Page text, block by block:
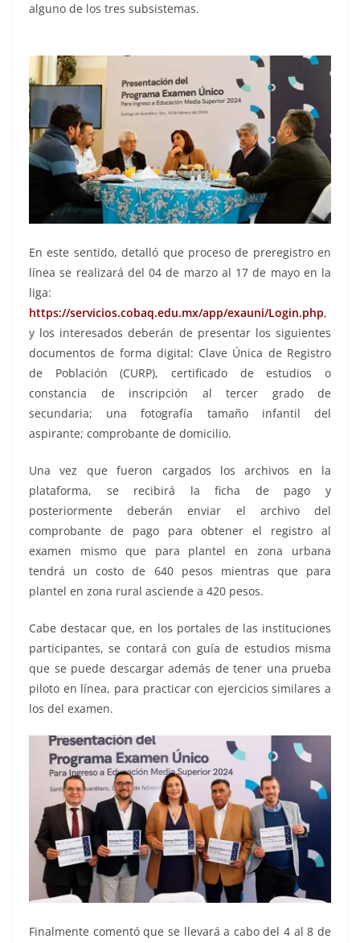
alguno de los tres subsistemas.
En este sentido, detalló que proceso de preregistro en
línea se realizará del 04 de marzo al 17 de mayo en la
liga:
https://servicios.cobaq.edu.mx/app/exauni/Login.php,
y los interesados deberán de presentar los siguientes
documentos de forma digital: Clave Única de Registro
de Población (CURP), certificado de estudios o
constancia de inscripción al tercer grado de
secundaria; una fotografía tamaño infantil del
aspirante; comprobante de domicilio.
Una vez que fueron cargados los archivos en la
plataforma, se recibirá la ficha de pago y
posteriormente deberán enviar el archivo del
comprobante de pago para obtener el registro al
examen mismo que para plantel en zona urbana
tendrá un costo de 640 pesos mientras que para
plantel en zona rural asciende a 420 pesos.
Cabe destacar que, en los portales de las instituciones
participantes, se contará con guía de estudios misma
que se puede descargar además de tener una prueba
piloto en línea, para practicar con ejercicios similares a
los del examen.
Finalmente comentó que se llevará a cabo del 4 al 8 de